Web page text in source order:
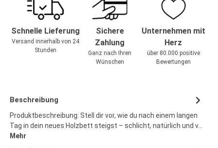
Schnelle Lieferung
Versand innerhalb von 24
Stunden
Sichere
Zahlung
Ganz nach Ihren
Wünschen
Unternehmen mit
Herz
über 80.000 positive
Bewertungen
Beschreibung
Produktbeschreibung: Stell dir vor, wie du nach einem langen
Tag in dein neues Holzbett steigst – schlicht, natürlich und v…
Mehr